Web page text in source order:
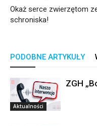
Okaż serce zwierzętom
schroniska!
PODOBNE ARTYKUŁY
Aktualności
ZGH